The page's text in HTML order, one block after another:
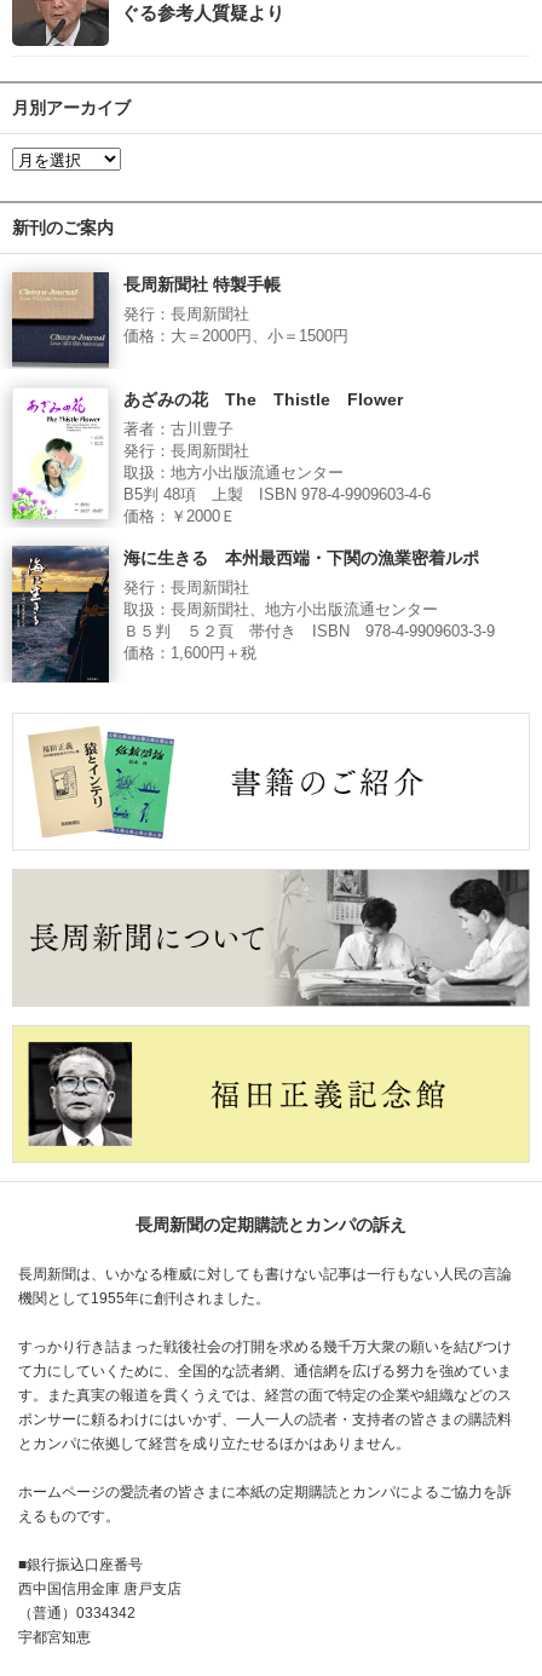
ぐる参考人質疑より
月別アーカイブ
新刊のご案内
長周新聞社 特製手帳
発行：長周新聞社
価格：大＝2000円、小＝1500円
あざみの花 The Thistle Flower
著者：古川豊子
発行：長周新聞社
取扱：地方小出版流通センター
B5判 48項 上製 ISBN 978-4-9909603-4-6
価格：￥2000Ｅ
海に生きる 本州最西端・下関の漁業密着ルポ
発行：長周新聞社
取扱：長周新聞社、地方小出版流通センター
Ｂ５判 ５２頁 帯付き ISBN 978-4-9909603-3-9
価格：1,600円＋税
長周新聞の定期購読とカンパの訴え
長周新聞は、いかなる権威に対しても書けない記事は一行もない人民の言論
機関として1955年に創刊されました。
すっかり行き詰まった戦後社会の打開を求める幾千万大衆の願いを結びつけ
て力にしていくために、全国的な読者網、通信網を広げる努力を強めていま
す。また真実の報道を貫くうえでは、経営の面で特定の企業や組織などのス
ポンサーに頼るわけにはいかず、一人一人の読者・支持者の皆さまの購読料
とカンパに依拠して経営を成り立たせるほかはありません。
ホームページの愛読者の皆さまに本紙の定期購読とカンパによるご協力を訴
えるものです。
■銀行振込口座番号
西中国信用金庫 唐戸支店
（普通）0334342
宇都宮知恵